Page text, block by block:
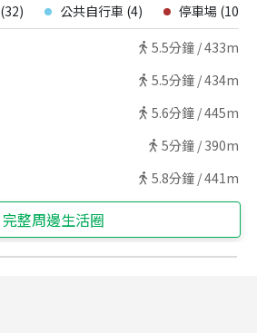
(32) 公共自行車 (4) 停車場 (10
5.5分鐘 /433m
5.5分鐘 /434m
5.6分鐘 /445m
5分鐘 / 390m
5.8分鐘 /441m
完整周邊生活圈